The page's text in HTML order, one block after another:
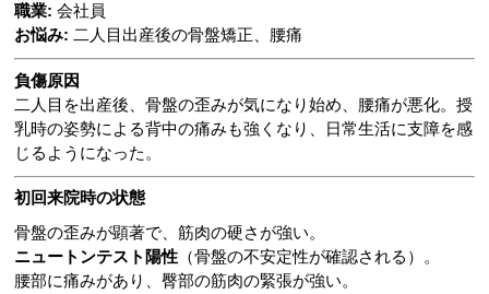
職業: 会社員
お悩み: 二人目出産後の骨盤矯正、腰痛
負傷原因
二人目を出産後、骨盤の歪みが気になり始め、腰痛が悪化。授
乳時の姿勢による背中の痛みも強くなり、日常生活に支障を感
じるようになった。
初回来院時の状態
骨盤の歪みが顕著で、筋肉の硬さが強い。
ニュートンテスト陽性 （骨盤の不安定性が確認される）。
腰部に痛みがあり、臀部の筋肉の緊張が強い。